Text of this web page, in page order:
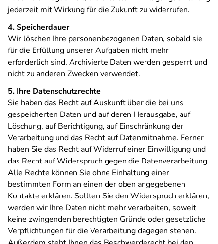
jederzeit mit Wirkung für die Zukunft zu widerrufen.
4. Speicherdauer
Wir löschen Ihre personenbezogenen Daten, sobald sie
für die Erfüllung unserer Aufgaben nicht mehr
erforderlich sind. Archivierte Daten werden gesperrt und
nicht zu anderen Zwecken verwendet.
5. Ihre Datenschutzrechte
Sie haben das Recht auf Auskunft über die bei uns
gespeicherten Daten und auf deren Herausgabe, auf
Löschung, auf Berichtigung, auf Einschränkung der
Verarbeitung und das Recht auf Datenmitnahme. Ferner
haben Sie das Recht auf Widerruf einer Einwilligung und
das Recht auf Widerspruch gegen die Datenverarbeitung.
Alle Rechte können Sie ohne Einhaltung einer
bestimmten Form an einen der oben angegebenen
Kontakte erklären. Sollten Sie den Widerspruch erklären,
werden wir Ihre Daten nicht mehr verarbeiten, soweit
keine zwingenden berechtigten Gründe oder gesetzliche
Verpflichtungen für die Verarbeitung dagegen stehen.